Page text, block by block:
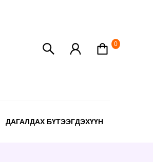
0
ДАГАЛДАХ БҮТЭЭГДЭХҮҮН